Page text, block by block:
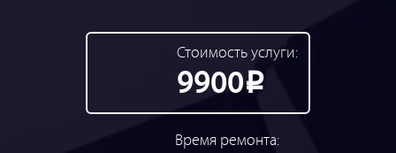
Стоимость услуги:
9900Р
Время ремонта: